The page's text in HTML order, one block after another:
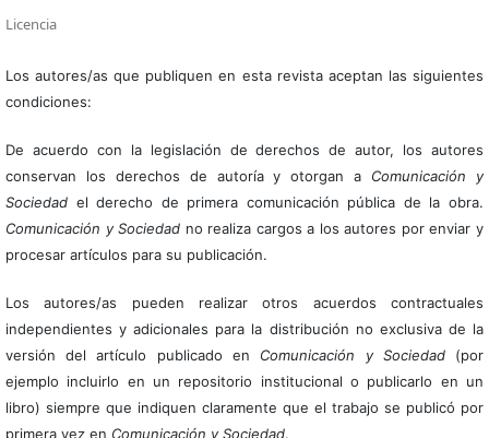
Licencia
Los autores/as que publiquen en esta revista aceptan las siguientes
condiciones:
De acuerdo con la legislación de derechos de autor, los autores
conservan los derechos de autoría y otorgan a Comunicación y
Sociedadel derecho de primera comunicación pública de la obra.
Comunicación y Sociedad no realiza cargos a los autores por enviar y
procesar artículos para su publicación.
Los autores/as pueden realizar otros acuerdos contractuales
independientes y adicionales para la distribución no exclusiva de la
versión del artículo publicado en Comunicación y Sociedad(por
ejemplo incluirlo en un repositorio institucional o publicarlo en un
libro) siempre que indiquen claramente que el trabajo se publicó por
primera vez en Comunicación y Sociedad.